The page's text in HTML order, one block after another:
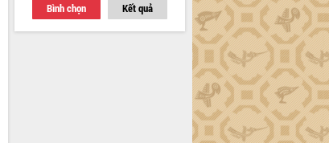
Bình chọn Kết quả